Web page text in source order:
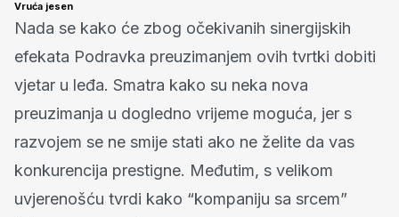
Vruća jesen
Nada se kako će zbog očekivanih sinergijskih
efekata Podravka preuzimanjem ovih tvrtki dobiti
vjetar u leđa. Smatra kako su neka nova
preuzimanja u dogledno vrijeme moguća, jer s
razvojem se ne smije stati ako ne želite da vas
konkurencija prestigne. Međutim, s velikom
uvjerenošću tvrdi kako “kompaniju sa srcem”